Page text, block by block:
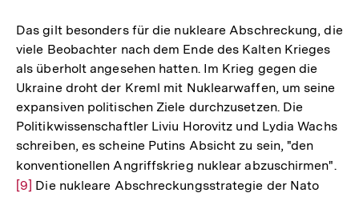
Das gilt besonders für die nukleare Abschreckung, die
viele Beobachter nach dem Ende des Kalten Krieges
als überholt angesehen hatten. Im Krieg gegen die
Ukraine droht der Kreml mit Nuklearwaffen, um seine
expansiven politischen Ziele durchzusetzen. Die
Politikwissenschaftler Liviu Horovitz und Lydia Wachs
schreiben, es scheine Putins Absicht zu sein, "den
konventionellen Angriffskrieg nuklear abzuschirmen".
[9] Die nukleare Abschreckungsstrategie der Nato